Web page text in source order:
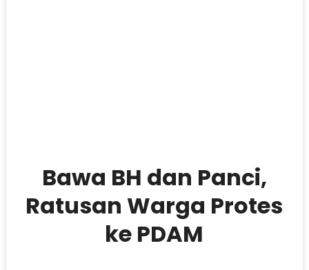
Bawa BH dan Panci,
Ratusan Warga Protes
ke PDAM